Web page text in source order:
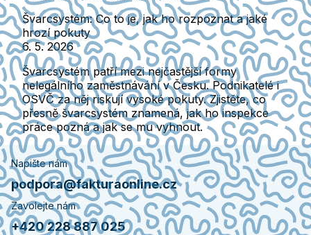
Švarcsystém: Co to je, jak ho rozpoznat a jaké
hrozí pokuty
6. 5. 2026
Švarcsystém patří mezi nejčastější formy
nelegálního zaměstnávání v Česku. Podnikatelé i
OSVČ za něj riskují vysoké pokuty. Zjistěte, co
přesně švarcsystém znamená, jak ho inspekce
práce pozná a jak se mu vyhnout.
Napište nám
podpora@fakturaonline.cz
Zavolejte nám
+420 228 887 025